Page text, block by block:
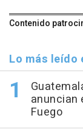
Contenido
Lo más leído
anuncian
Fuego